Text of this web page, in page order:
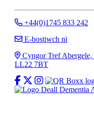
Ffoniwch Cyngor Tref
+44(0)1745 833 242
E-bostiwch Cyngor
E-bostiwch ni
Cyfeiriad
Cyngor Tref
LL22 7BT
Hoffwch ni ar
Dilynwch Cyngor
Dilynwch